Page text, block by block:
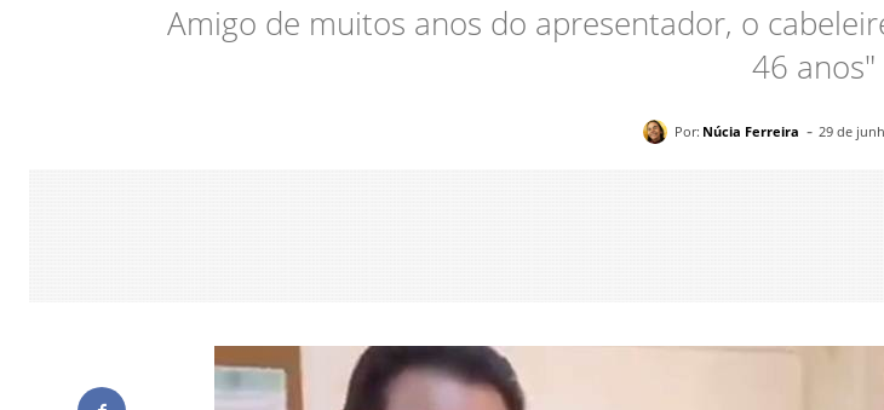
Amigo de muitos anos do apresentador, o
46 anos"
Por: Núcia Ferreira - 29 de